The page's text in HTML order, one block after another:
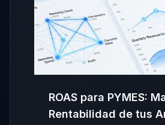
ROAS para PYMES:
Rentabilidad de tus